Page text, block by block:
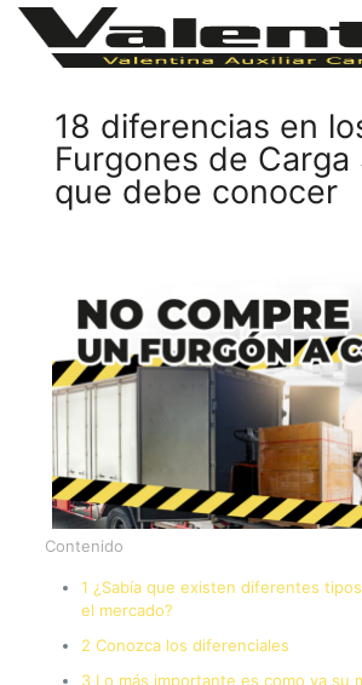
18 diferencias en
Furgones de Carga
que debe conocer
Contenido
1 ¿Sabía que existen diferentes
el mercado?
2 Conozca los diferenciales
3 Lo más importante es como va su